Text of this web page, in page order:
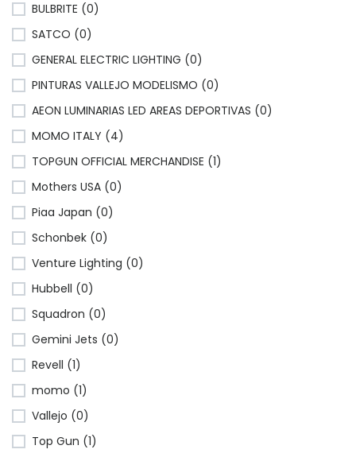
BULBRITE (0)
SATCO (0)
GENERAL ELECTRIC LIGHTING (0)
PINTURAS VALLEJO MODELISMO (0)
AEON LUMINARIAS LED AREAS DEPORTIVAS (0)
MOMO ITALY (4)
TOPGUN OFFICIAL MERCHANDISE (1)
Mothers USA (0)
Piaa Japan (0)
Schonbek (0)
Venture Lighting (0)
Hubbell (0)
Squadron (0)
Gemini Jets (0)
Revell (1)
momo (1)
Vallejo (0)
Top Gun (1)